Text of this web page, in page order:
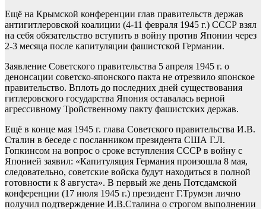
Ещё на Крымской конференции глав правительств держав
антигитлеровской коалиции (4-11 февраля 1945 г.) СССР взял
на себя обязательство вступить в войну против Японии через
2-3 месяца после капитуляции фашистской Германии.
Заявление Советского правительства 5 апреля 1945 г. о
денонсации советско-японского пакта не отрезвило японское
правительство. Вплоть до последних дней существования
гитлеровского государства Япония оставалась верной
агрессивному Тройственному пакту фашистских держав.
Ещё в конце мая 1945 г. глава Советского правительства И.В.
Сталин в беседе с посланником президента США Г.Л.
Гопкинсом на вопрос о сроке вступления СССР в войну с
Японией заявил: «Капитуляция Германия произошла 8 мая,
следовательно, советские войска будут находиться в полной
готовности к 8 августа». В первый же день Потсдамской
конференции (17 июля 1945 г.) президент Г.Трумэн лично
получил подтверждение И.В.Сталина о строгом выполнении